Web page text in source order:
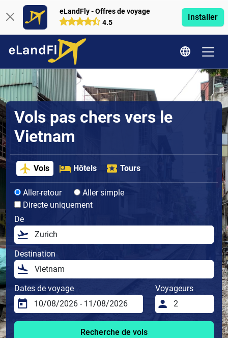
eLandFly - Offres de voyage
4.5
Installer
Vols pas chers vers le
Vietnam
Vols Hôtels Tours
Aller-retour
Aller simple
Directe uniquement
De
Destination
Dates de voyage Voyageurs
Recherche de vols